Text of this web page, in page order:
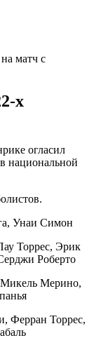
х
огласил
национальной
Унаи Симон
Торрес, Эрик
Роберто
Мерино,
Ферран Торрес,